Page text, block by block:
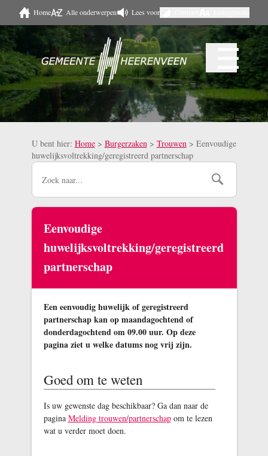
Naar hoofdinhoud
Home Alle onderwerpen Lees voor
Menu ☰
U bent hier: Home > Burgerzaken > Trouwen > Eenvoudige
huwelijksvoltrekking/geregistreerd partnerschap
Eenvoudige
huwelijksvoltrekking/geregistreerd
partnerschap
Een eenvoudig huwelijk of geregistreerd
partnerschap kan op maandagochtend of
donderdagochtend om 09.00 uur. Op deze
pagina ziet u welke datums nog vrij zijn.
Goed om te weten
Is uw gewenste dag beschikbaar? Ga dan naar de
pagina Melding trouwen/partnerschapom te lezen
wat u verder moet doen.